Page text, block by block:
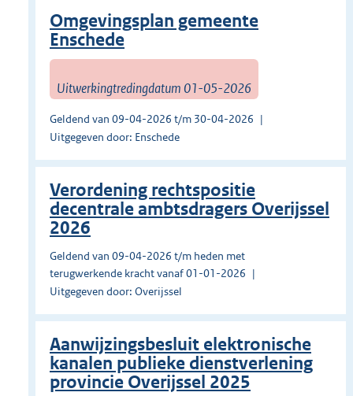
Omgevingsplan gemeente
Enschede
Uitwerkingtredingdatum 01-05-2026
Geldend van 09-04-2026 t/m 30-04-2026
Uitgegeven door: Enschede
Verordening rechtspositie
decentrale ambtsdragers Overijssel
2026
Geldend van 09-04-2026 t/m heden met
terugwerkende kracht vanaf 01-01-2026
Uitgegeven door: Overijssel
Aanwijzingsbesluit elektronische
kanalen publieke dienstverlening
provincie Overijssel 2025